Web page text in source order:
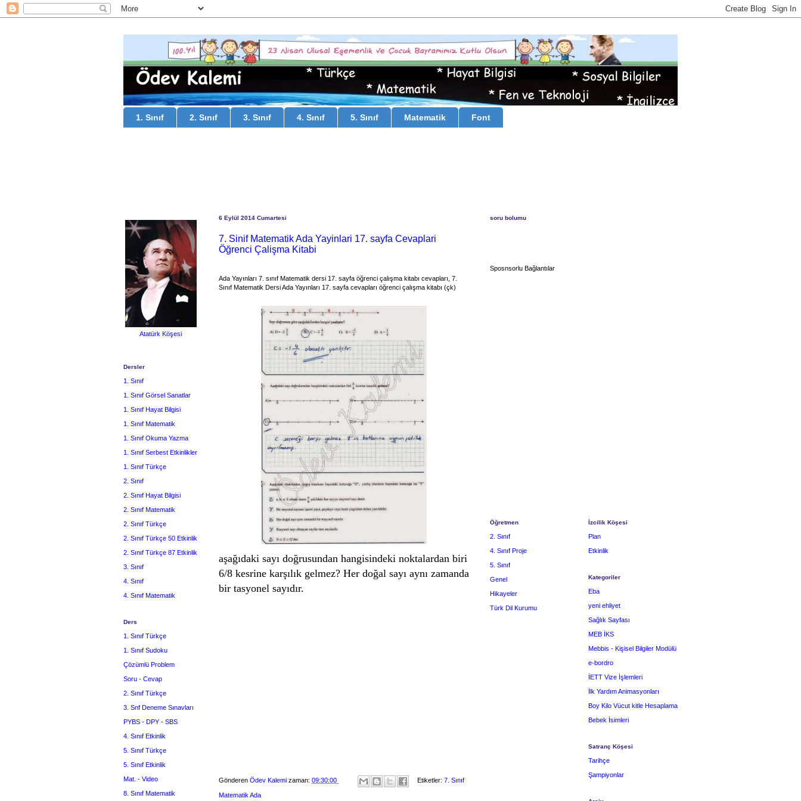
1. Sınıf 2. Sınıf 3. Sınıf 4. Sınıf 5. Sınıf Matematik Font
6 Eylül 2014 Cumartesi
7. Sinif Matematik Ada Yayinlari 17. sayfa Cevaplari
Öğrenci Çalişma Kitabi
Ada Yayınları 7. sınıf Matematik dersi 17. sayfa öğrenci çalışma kitabı cevapları, 7.
Sınıf Matematik Dersi Ada Yayınları 17. sayfa cevapları öğrenci çalışma kitabı (çk)
aşağıdaki sayı doğrusundan hangisindeki noktalardan biri
6/8 kesrine karşılık gelmez? Her doğal sayı aynı zamanda
bir tasyonel sayıdır.
Gönderen Ödev Kalemi zaman: 09:30:00 Etiketler: 7. Sınıf
Matematik Ada
Atatürk Köşesi
Dersler
1. Sınıf
1. Sınıf Görsel Sanatlar
1. Sınıf Hayat Bilgisi
1. Sınıf Matematik
1. Sınıf Okuma Yazma
1. Sınıf Serbest Etkinlikler
1. Sınıf Türkçe
2. Sınıf
2. Sınıf Hayat Bilgisi
2. Sınıf Matematik
2. Sınıf Türkçe
2. Sınıf Türkçe 50 Etkinlik
2. Sınıf Türkçe 87 Etkinlik
3. Sınıf
4. Sınıf
4. Sınıf Matematik
Ders
1. Sınıf Türkçe
1. Sınıf Sudoku
Çözümlü Problem
Soru - Cevap
2. Sınıf Türkçe
3. Snf Deneme Sınavları
PYBS - DPY - SBS
4. Sınıf Etkinlik
5. Sınıf Türkçe
5. Sınıf Etkinlik
Mat. - Video
8. Sınıf Matematik
soru bolumu
Sposnsorlu Bağlantılar
Öğretmen
2. Sınıf
4. Sınıf Proje
5. Sınıf
Genel
Hikayeler
Türk Dil Kurumu
İzcilik Köşesi
Plan
Etkinlik
Kategoriler
Eba
yeni ehliyet
Sağlık Sayfası
MEB İKS
Mebbis - Kişisel Bilgiler Modülü
e-bordro
İETT Vize İşlemleri
İlk Yardım Animasyonları
Boy Kilo Vücut kitle Hesaplama
Bebek İsimleri
Satranç Köşesi
Tarihçe
Şampiyonlar